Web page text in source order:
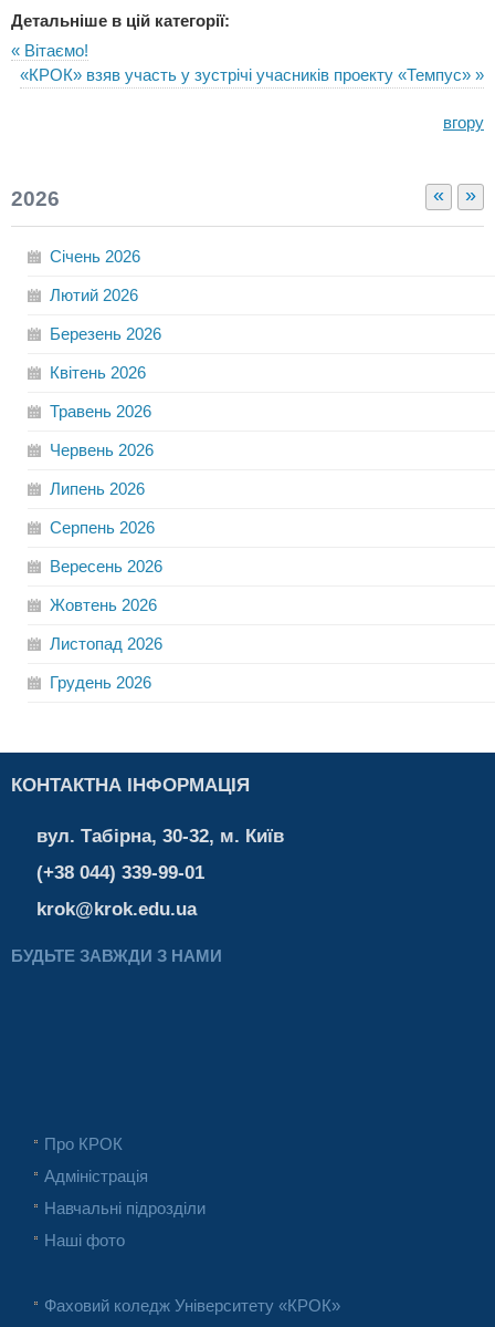
Детальніше в цій категорії:
« Вітаємо!
«КРОК» взяв участь у зустрічі учасників проекту «Темпус» »
вгору
« »
2026
Січень 2026
Лютий 2026
Березень 2026
Квітень 2026
Травень 2026
Червень 2026
Липень 2026
Серпень 2026
Вересень 2026
Жовтень 2026
Листопад 2026
Грудень 2026
КОНТАКТНА ІНФОРМАЦІЯ
вул. Табірна, 30-32, м. Київ
(+38 044) 339-99-01
krok@krok.edu.ua
БУДЬТЕ ЗАВЖДИ З НАМИ
Про КРОК
Адміністрація
Навчальні підрозділи
Наші фото
Фаховий коледж Університету «КРОК»